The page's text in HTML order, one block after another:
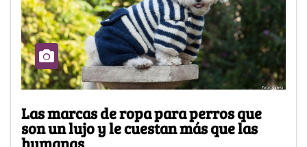
Las marcas de ropa para perros que
son un lujo y le cuestan más que las
humanas